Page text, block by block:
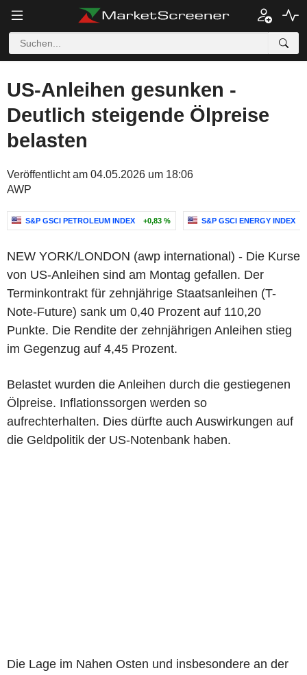
US-Anleihen gesunken -
Deutlich steigende Ölpreise
belasten
Veröffentlicht am 04.05.2026 um 18:06
AWP
S&P GSCI PETROLEUM INDEX +0,83 % S&P GSCI ENERGY INDEX
NEW YORK/LONDON (awp international) - Die Kurse
von US-Anleihen sind am Montag gefallen. Der
Terminkontrakt für zehnjährige Staatsanleihen (T-
Note-Future) sank um 0,40 Prozent auf 110,20
Punkte. Die Rendite der zehnjährigen Anleihen stieg
im Gegenzug auf 4,45 Prozent.
Belastet wurden die Anleihen durch die gestiegenen
Ölpreise. Inflationssorgen werden so
aufrechterhalten. Dies dürfte auch Auswirkungen auf
die Geldpolitik der US-Notenbank haben.
Die Lage im Nahen Osten und insbesondere an der